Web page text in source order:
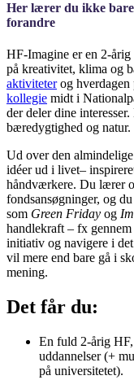
Her lærer du ikke bare
forandre
HF-Imagine er en 2-årig
på kreativitet, klima og
aktiviteterog hverdagen
kollegie midt i
der deler dine
bæredygtighed og natur.
Ud over den almindelige
idéer ud i livet–
håndværkere. Du lærer
fondsansøgninger, og
som Green Friday og
handlekraft – fx
initiativ og navigere i
vil mere end bare gå i
mening.
Det får du:
En fuld 2-årig
uddannelser (+
på universitetet).